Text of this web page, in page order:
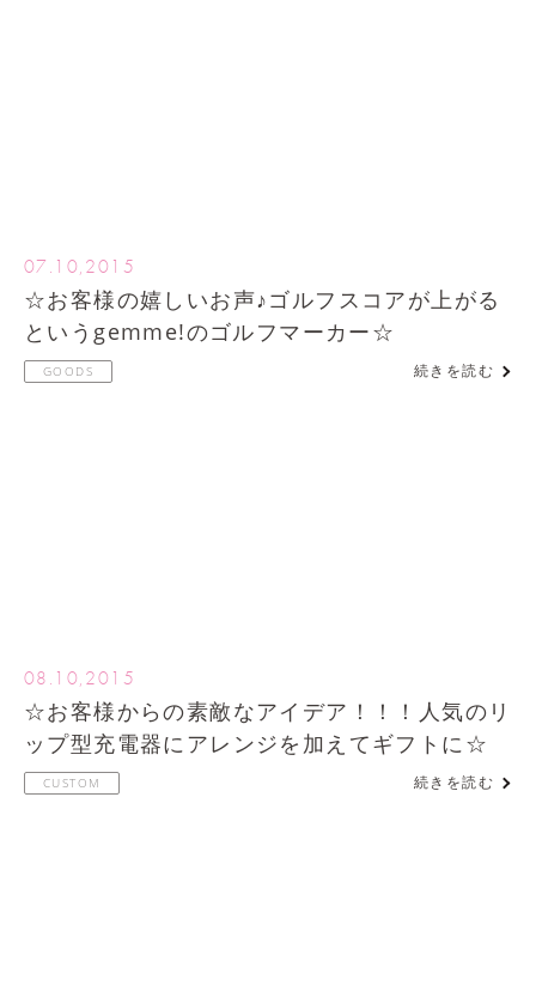
07.10,2015
☆お客様の嬉しいお声♪ゴルフスコアが上がる
というgemme!のゴルフマーカー☆
GOODS 続きを読む
08.10,2015
☆お客様からの素敵なアイデア！！！人気のリ
ップ型充電器にアレンジを加えてギフトに☆
CUSTOM 続きを読む